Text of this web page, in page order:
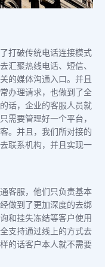
打破传统电话连接模式
汇聚热线电话、短信、
的媒体沟通入口。并且
办理请求，也做到了全
话，企业的客服人员就
需要管理好一个平台，
。并且，我们所对接的
联系机构，并且实现一
客服，他们只负责基本
做到了更加深度的去绑
和挂失冻结等客户使用
支持通过线上的方式去
的话客户本人就不需要